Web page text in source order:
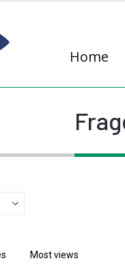
Home
Most views